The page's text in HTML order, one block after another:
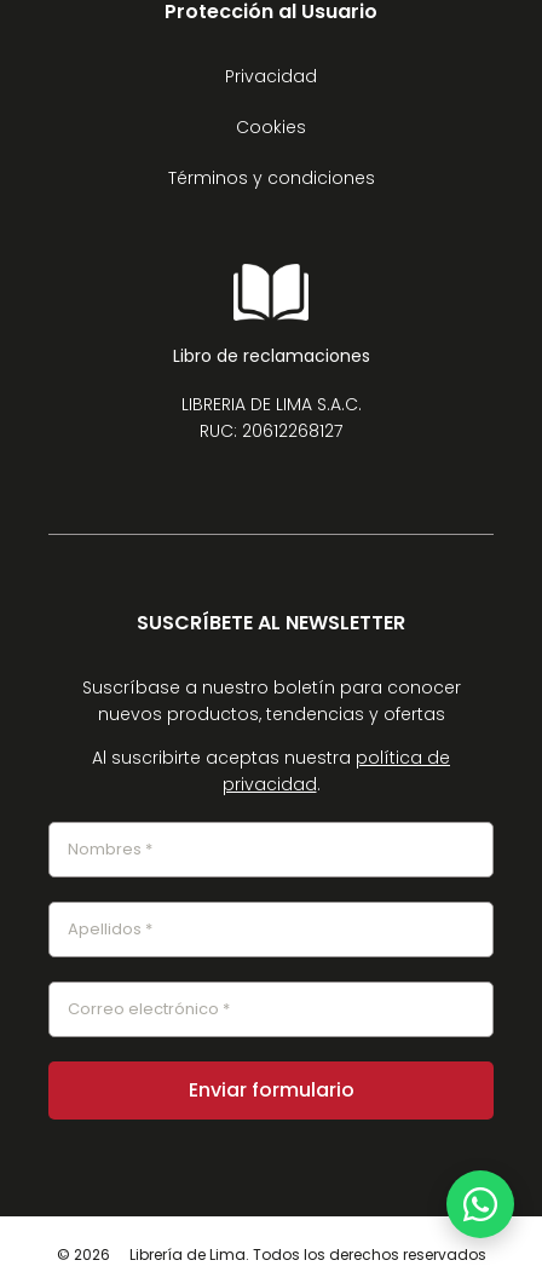
Protección al Usuario
Privacidad
Cookies
Términos y condiciones
Libro de reclamaciones
LIBRERIA DE LIMA S.A.C.
RUC: 20612268127
SUSCRÍBETE AL NEWSLETTER
Suscríbase a nuestro boletín para conocer
nuevos productos, tendencias y ofertas
Al suscribirte aceptas nuestra política de
privacidad.
© 2026 Librería de Lima. Todos los derechos reservados